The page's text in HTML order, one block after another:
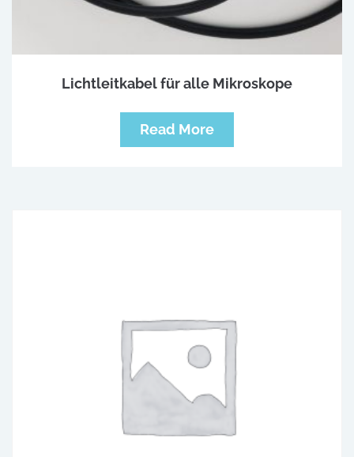
Lichtleitkabel für alle Mikroskope
Read More